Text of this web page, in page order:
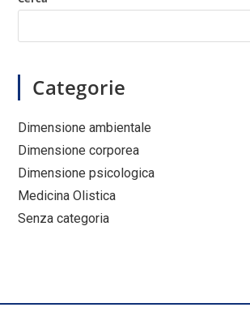
Categorie
Dimensione ambientale
Dimensione corporea
Dimensione psicologica
Medicina Olistica
Senza categoria